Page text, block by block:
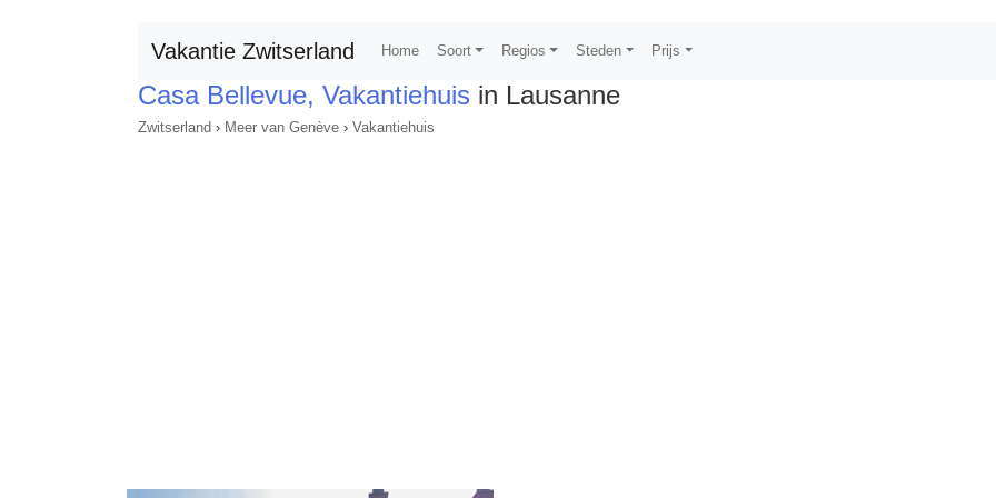
Vakantie Zwitserland Home Soort Regios Steden Prijs
Casa Bellevue, Vakantiehuis in Lausanne
Zwitserland › Meer van Genève › Vakantiehuis